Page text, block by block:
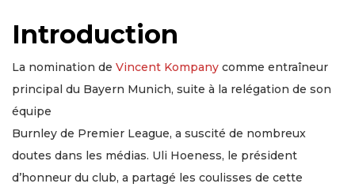
Introduction
La nomination de Vincent Kompany comme entraîneur
principal du Bayern Munich, suite à la relégation de son
équipe
Burnley de Premier League, a suscité de nombreux
doutes dans les médias. Uli Hoeness, le président
d’honneur du club, a partagé les coulisses de cette